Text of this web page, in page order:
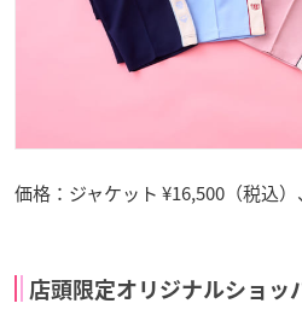
価格：ジャケット ¥16,500（税込）
店頭限定オリジナルショッ